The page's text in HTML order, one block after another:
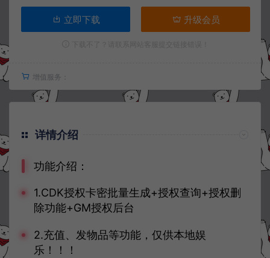
立即下载 升级会员
增值服务：
详情介绍
功能介绍：
1.CDK授权卡密批量生成+授权查询+授权删
除功能+GM授权后台
2.充值、发物品等功能，仅供本地娱
乐！！！